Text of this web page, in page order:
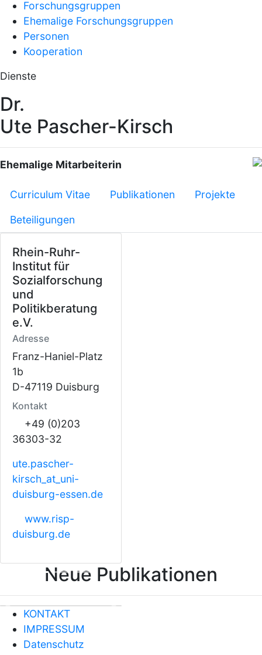
Forschungsgruppen
Ehemalige Forschungsgruppen
Personen
Kooperation
Dienste
Dr.
Ute Pascher-Kirsch
Ehemalige Mitarbeiterin
Curriculum Vitae Publikationen Projekte
Beteiligungen
Rhein-Ruhr-
Institut für
Sozialforschung
und
Politikberatung
e.V.
Adresse
Franz-Haniel-Platz
1b
D-47119 Duisburg
Kontakt
+49 (0)203
36303-32
ute.pascher-
kirsch _at_ uni-
duisburg-essen.de
www.risp-
duisburg.de
Neue Publikationen
Previous
KONTAKT
IMPRESSUM
Datenschutz